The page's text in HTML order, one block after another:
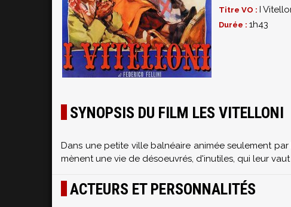
Titre VO : I
Durée : 1h43
SYNOPSIS DU FILM LES VITELLONI
Dans une petite ville balnéaire animée seulement
mènent une vie de désoeuvrés, d'inutiles, qui leur
ACTEURS ET PERSONNALITÉS